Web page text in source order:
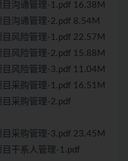
沟通管理-1.pdf 16.38M
沟通管理-2.pdf 8.54M
风险管理-1.pdf 22.57M
风险管理-2.pdf 15.88M
风险管理-3.pdf 11.04M
采购管理-1.pdf 16.51M
采购管理-2.pdf
采购管理-3.pdf 23.45M
干系人管理-1.pdf